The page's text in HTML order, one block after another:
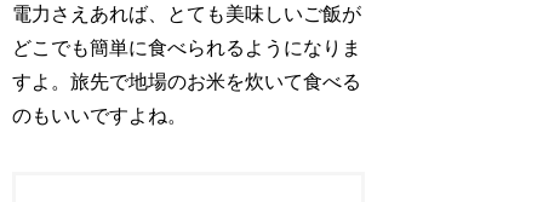
電力さえあれば、とても美味しいご飯が
どこでも簡単に食べられるようになりま
すよ。旅先で地場のお米を炊いて食べる
のもいいですよね。